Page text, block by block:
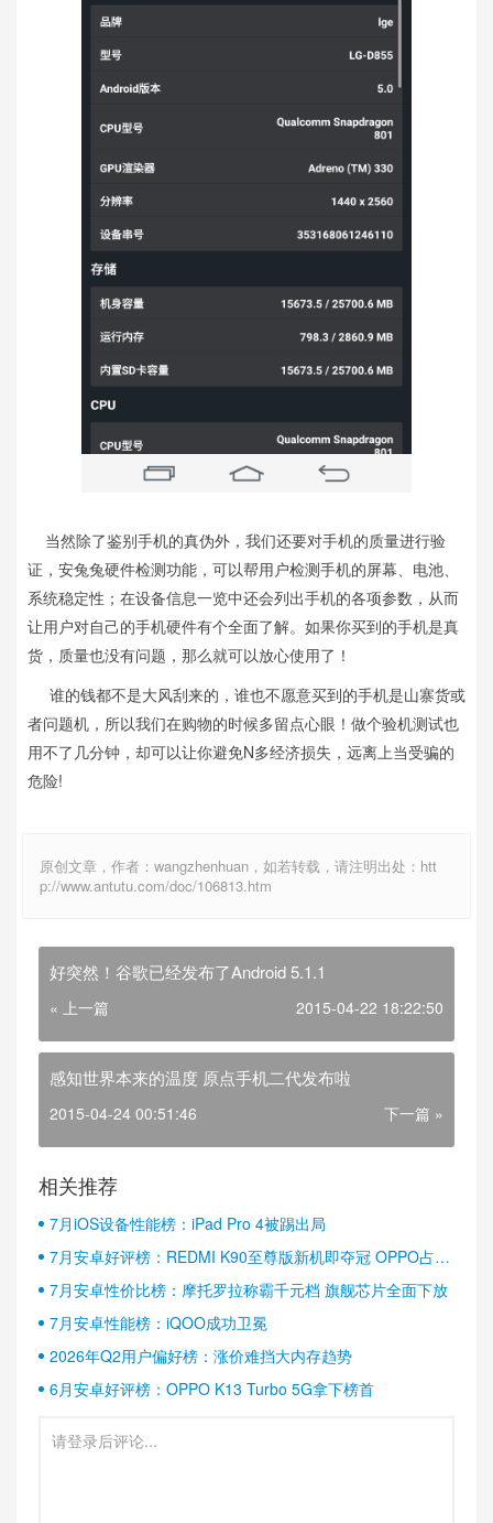
当然除了鉴别手机的真伪外，我们还要对手机的质量进行验
证，安兔兔硬件检测功能，可以帮用户检测手机的屏幕、电池、
系统稳定性；在设备信息一览中还会列出手机的各项参数，从而
让用户对自己的手机硬件有个全面了解。如果你买到的手机是真
货，质量也没有问题，那么就可以放心使用了！
谁的钱都不是大风刮来的，谁也不愿意买到的手机是山寨货或
者问题机，所以我们在购物的时候多留点心眼！做个验机测试也
用不了几分钟，却可以让你避免N多经济损失，远离上当受骗的
危险!
原创文章，作者：wangzhenhuan，如若转载，请注明出处：htt
p://www.antutu.com/doc/106813.htm
好突然！谷歌已经发布了Android 5.1.1
« 上一篇 2015-04-22 18:22:50
感知世界本来的温度 原点手机二代发布啦
2015-04-24 00:51:46 下一篇 »
相关推荐
7月iOS设备性能榜：iPad Pro 4被踢出局
7月安卓好评榜：REDMI K90至尊版新机即夺冠 OPPO占据
半壁江山
7月安卓性价比榜：摩托罗拉称霸千元档 旗舰芯片全面下放
7月安卓性能榜：iQOO成功卫冕
2026年Q2用户偏好榜：涨价难挡大内存趋势
6月安卓好评榜：OPPO K13 Turbo 5G拿下榜首